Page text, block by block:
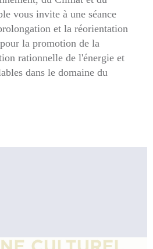
vous invite à une séance
et la réorientation
la promotion de la
rationnelle de l'énergie et
dans le domaine du